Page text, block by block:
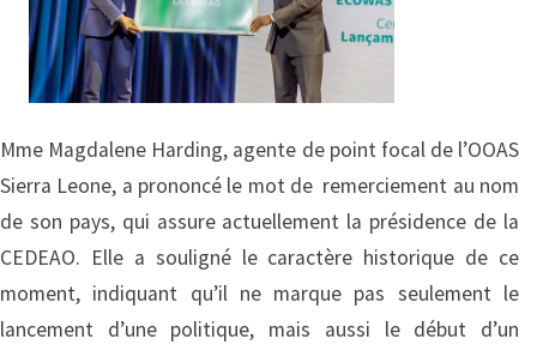
Mme Magdalene Harding, agente de point focal de l’OOAS
Sierra Leone, a prononcé le mot de remerciement au nom
de son pays, qui assure actuellement la présidence de la
CEDEAO. Elle a souligné le caractère historique de ce
moment, indiquant qu’il ne marque pas seulement le
lancement d’une politique, mais aussi le début d’un